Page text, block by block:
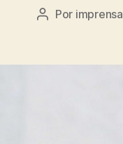
Autor
Por imprensa